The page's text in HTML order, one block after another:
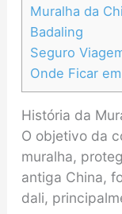
Muralha da
Badaling
Seguro
Onde Ficar
História da
O objetivo da
muralha,
antiga China,
dali,